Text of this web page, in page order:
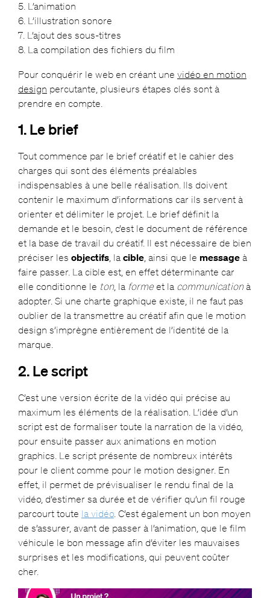
5. L’animation
6. L’illustration sonore
7. L’ajout des sous-titres
8. La compilation des fichiers du film
Pour conquérir le web en créant une vidéo en motion
design percutante, plusieurs étapes clés sont à
prendre en compte.
1. Le brief
Tout commence par le brief créatif et le cahier des
charges qui sont des éléments préalables
indispensables à une belle réalisation. Ils doivent
contenir le maximum d’informations car ils servent à
orienter et délimiter le projet. Le brief définit la
demande et le besoin, c’est le document de référence
et la base de travail du créatif. Il est nécessaire de bien
préciser les objectifs, la cible, ainsi que le messageà
faire passer. La cible est, en effet déterminante car
elle conditionne le ton, la formeet la communicationà
adopter. Si une charte graphique existe, il ne faut pas
oublier de la transmettre au créatif afin que le motion
design s’imprègne entièrement de l’identité de la
marque.
2. Le script
C’est une version écrite de la vidéo qui précise au
maximum les éléments de la réalisation. L’idée d’un
script est de formaliser toute la narration de la vidéo,
pour ensuite passer aux animations en motion
graphics. Le script présente de nombreux intérêts
pour le client comme pour le motion designer. En
effet, il permet de prévisualiser le rendu final de la
vidéo, d’estimer sa durée et de vérifier qu’un fil rouge
parcourt toute la vidéo. C’est également un bon moyen
de s’assurer, avant de passer à l’animation, que le film
véhicule le bon message afin d’éviter les mauvaises
surprises et les modifications, qui peuvent coûter
cher.